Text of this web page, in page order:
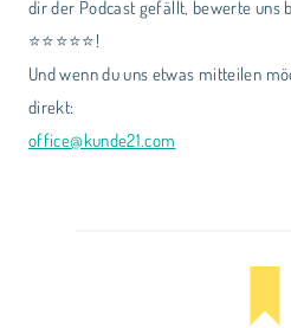
dir der Podcast gefällt, bewerte uns
⭐⭐⭐⭐⭐!
Und wenn du uns etwas mitteilen
direkt:
office@kunde21.com